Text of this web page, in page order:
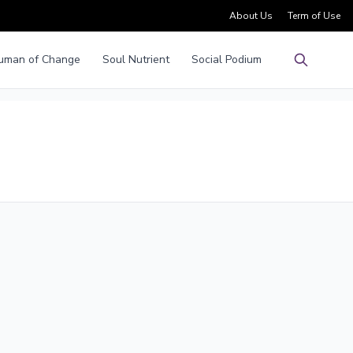
About Us Term of Use
of Change Soul Nutrient
Social Podium